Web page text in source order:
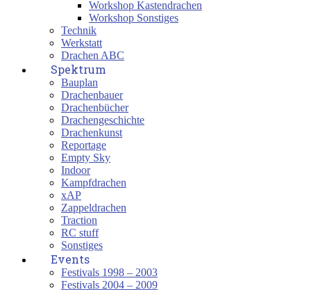
Workshop Kastendrachen
Workshop Sonstiges
Technik
Werkstatt
Drachen ABC
Spektrum
Bauplan
Drachenbauer
Drachenbücher
Drachengeschichte
Drachenkunst
Reportage
Empty Sky
Indoor
Kampfdrachen
xAP
Zappeldrachen
Traction
RC stuff
Sonstiges
Events
Festivals 1998 – 2003
Festivals 2004 – 2009